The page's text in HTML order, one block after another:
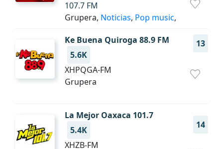
107.7 FM
Grupera, Noticias, Pop music,
Ke Buena Quiroga 88.9 FM
13
5.6K
XHPQGA-FM
Grupera
La Mejor Oaxaca 101.7
14
5.4K
XHZB-FM